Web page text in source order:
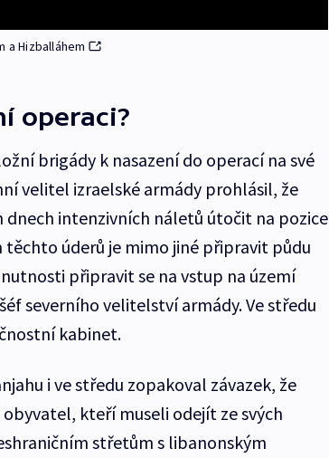
a Hizballáhem
operaci?
brigády k nasazení do operací na své
velitel izraelské armády prohlásil, že
intenzivních náletů útočit na pozice
těchto úderů je mimo jiné připravit půdu
připravit se na vstup na území
severního velitelství armády. Ve středu
kabinet.
i ve středu zopakoval závazek, že
kteří museli odejít ze svých
střetům s libanonským